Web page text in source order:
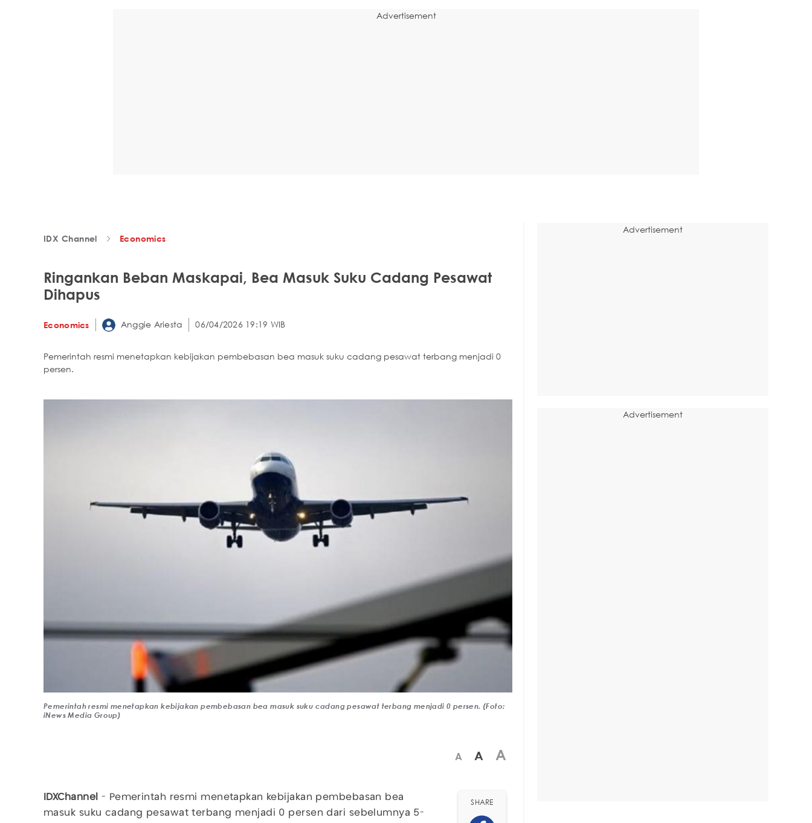
Advertisement
IDX Channel Economics
Ringankan Beban Maskapai, Bea Masuk Suku Cadang Pesawat
Dihapus
Economics Anggie Ariesta 06/04/2026 19:19 WIB
Pemerintah resmi menetapkan kebijakan pembebasan bea masuk suku cadang pesawat terbang menjadi 0
persen.
Pemerintah resmi menetapkan kebijakan pembebasan bea masuk suku cadang pesawat terbang menjadi 0 persen. (Foto:
iNews Media Group)
A A A
IDXChannel - Pemerintah resmi menetapkan kebijakan pembebasan bea
masuk suku cadang pesawat terbang menjadi 0 persen dari sebelumnya 5-
SHARE
Advertisement
Advertisement